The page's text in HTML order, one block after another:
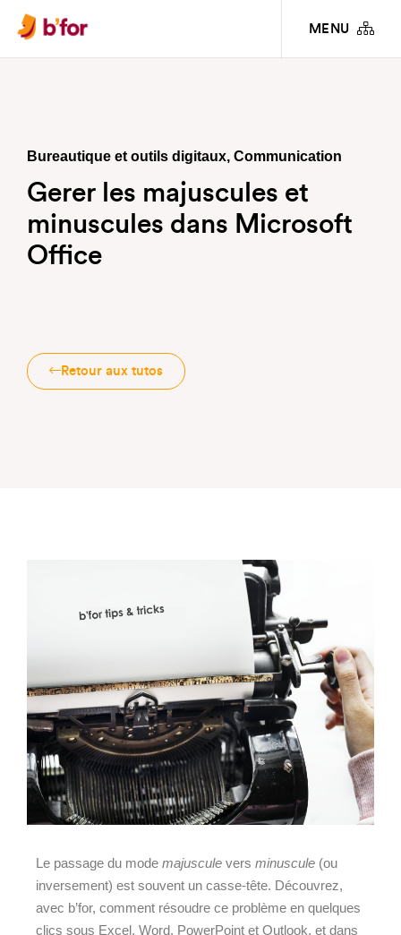
MENU
TUTORIELS
OFFICE
Bureautique et outils digitaux, Communication
Gerer les majuscules et
minuscules dans Microsoft
Office
Retour aux tutos
Le passage du mode majuscule vers minuscule (ou
inversement) est souvent un casse-tête. Découvrez,
avec b’for, comment résoudre ce problème en quelques
clics sous Excel, Word, PowerPoint et Outlook, et dans